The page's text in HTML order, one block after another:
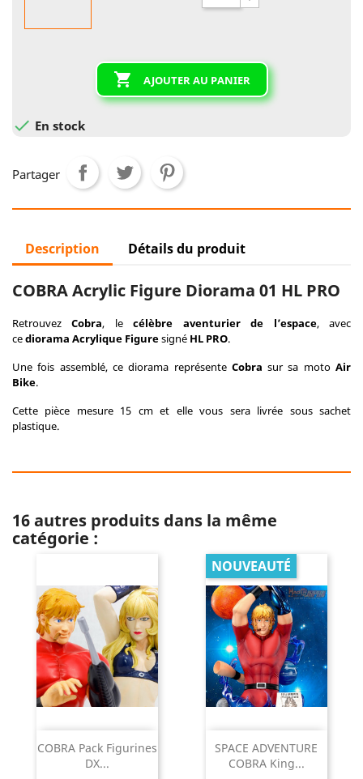
 AJOUTER AU PANIER
 En stock
Partager
Description Détails du produit
COBRA Acrylic Figure Diorama 01 HL PRO
RetrouvezCobra, lecélèbre aventurier de l’espace, avec
cediorama Acrylique Figuresigné HL PRO.
Une fois assemblé, ce diorama représente Cobra sur sa motoAir
Bike.
Cette pièce mesure 15 cm et elle vous sera livrée sous sachet
plastique.
16 autres produits dans la même
catégorie :
COBRA Pack Figurines
DX...
SPACE ADVENTURE
COBRA King...
NOUVEAUTÉ